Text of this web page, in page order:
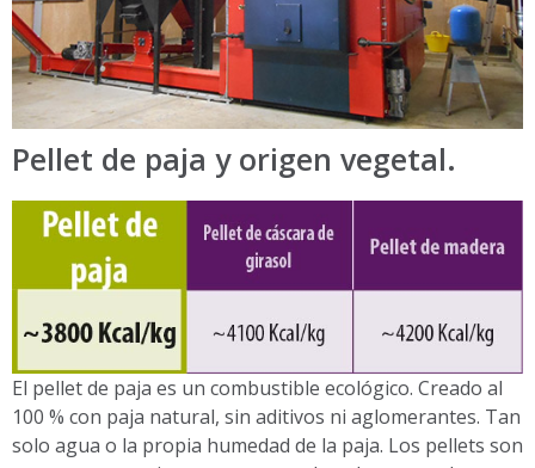
Pellet de paja y origen vegetal.
El pellet de paja es un combustible ecológico. Creado al
100 % con paja natural, sin aditivos ni aglomerantes. Tan
solo agua o la propia humedad de la paja. Los pellets son